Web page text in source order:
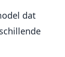
dat